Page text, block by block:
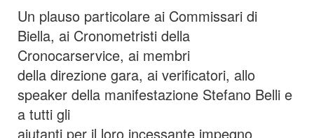
Un plauso particolare ai Commissari di
Biella, ai Cronometristi della
Cronocarservice, ai membri
della direzione gara, ai verificatori, allo
speaker della manifestazione Stefano Belli e
a tutti gli
aiutanti per il loro incessante impegno